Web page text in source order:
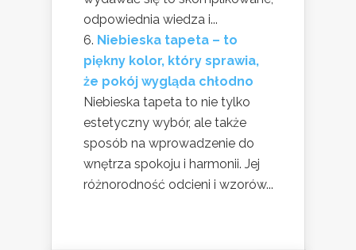
odpowiednia wiedza i...
Niebieska tapeta – to
piękny kolor, który sprawia,
że pokój wygląda chłodno
Niebieska tapeta to nie tylko
estetyczny wybór, ale także
sposób na wprowadzenie do
wnętrza spokoju i harmonii. Jej
różnorodność odcieni i wzorów...